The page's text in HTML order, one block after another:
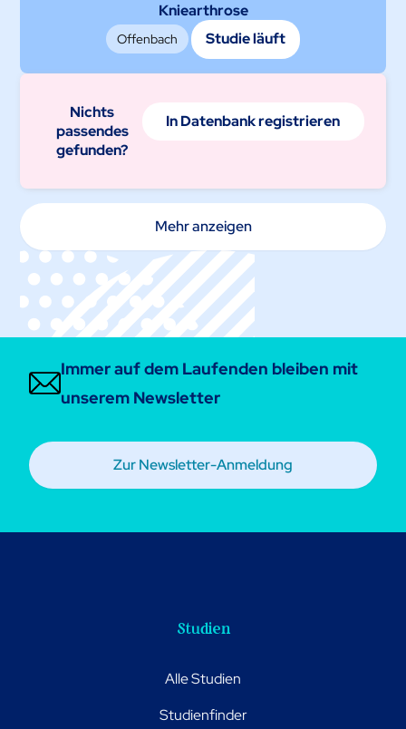
Kniearthrose
Offenbach Studie läuft
Nichts
passendes
gefunden?
In Datenbank registrieren
Mehr anzeigen
Immer auf dem Laufenden bleiben mit
unserem Newsletter
Zur Newsletter-Anmeldung
Studien
Alle Studien
Studienfinder